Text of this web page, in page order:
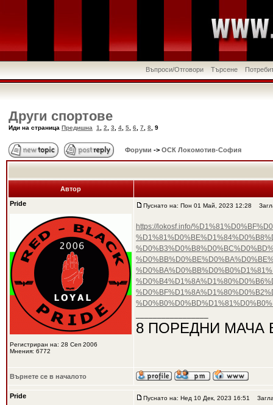
Въпроси/Отговори Търсене
Други спортове
Иди на страница Предишна 1 2 3 4 5 6 7 8 9
Форуми -> ОСК Локомотив-София
Автор
Pride
Регистриран на: 28 Сеп 2006
Мнения: 6772
Пуснато на: Пон 01 Май, 2023 12:28
https://lokosf.info/
8 ПОРЕДНИ МАЧА
Върнете се в началото
Pride Пуснато на: Нед 10 Дек, 2023 16:51